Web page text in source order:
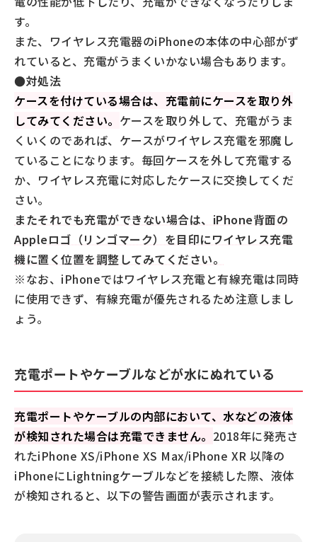
す。
また、ワイヤレス充電器のiPhoneの本体の中心部がず
れていると、充電がうまくいかない場合もあります。
●対処法
ケースを付けている場合は、充電前にケースを取り外
してみてください。 ケースを取り外して、充電がうま
くいくのであれば、ケースがワイヤレス充電を邪魔し
ていることになります。毎回ケースを外して充電する
か、ワイヤレス充電に対応したケースに交換してくだ
さい。
またそれでも充電ができない場合は、iPhone背面の
Appleロゴ（リンゴマーク）を目印にワイヤレス充電
機に置く位置を調整してみてください。
※なお、iPhoneではワイヤレス充電と有線充電は同時
に使用できず、有線充電が優先されるため注意しまし
ょう。
充電ポートやケーブルなどが水にぬれている
充電ポートやケーブルの内部において、水などの液体
が検知された場合は充電できません。 2018年に発売さ
れたiPhone XS/iPhone XS Max/iPhone XR 以降の
iPhoneにLightningケーブルなどを接続した際、液体
が検知されると、以下の警告画面が表示されます。